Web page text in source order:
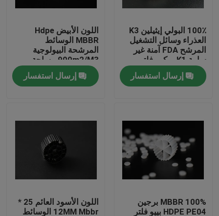
جولة في المعمل
مراقبة الجودة
اتصل بنا
اطلب اقتباس
الوسائط المرشحة MBBR
MBBR بيو ميديا
100٪ البولي إيثيلين K3
العذراء وسائل التشغيل
المرشح FDA آمنة غير
سامة K1 ميكرو فلتر
MBBR مفاعل بيومور
الصين المصنعإرسال استفسار
اللون الأبيض Hdpe
MBBR الوسائط
المرشحة البيولوجية
900m2/M3 مساحة
السطح الكبيرة
إرسال استفسار
MBBR 100% برجين
HDPE PE04 بييو فلتر
اللون الأسود العائم 25 *
12MM Mbbr الوسائط